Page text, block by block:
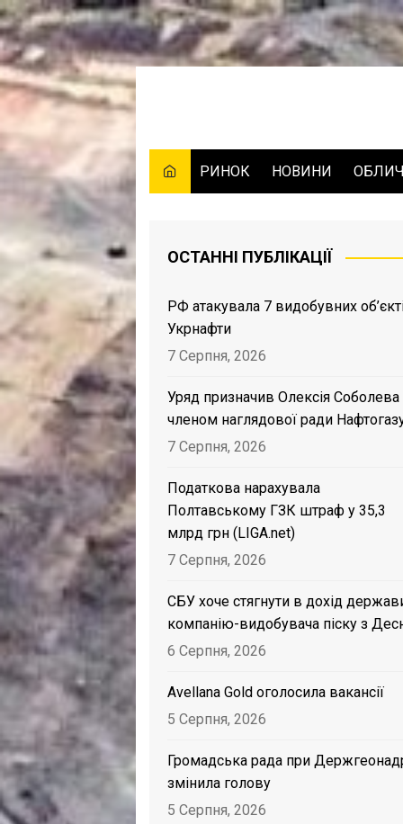
Skip
to
РИНОК НОВИНИ
ОСТАННІ ПУБЛІКАЦІЇ
РФ атакувала 7 видобувних
Укрнафти
7 Серпня, 2026
Уряд призначив Олексія Соболева
членом наглядової ради
7 Серпня, 2026
Податкова нарахувала
Полтавському ГЗК штраф у 35,3
млрд грн (LIGA.net)
7 Серпня, 2026
СБУ хоче стягнути в дохід
компанію-видобувача піску з
6 Серпня, 2026
Avellana Gold оголосила вакансії
5 Серпня, 2026
Громадська рада при
змінила голову
5 Серпня, 2026